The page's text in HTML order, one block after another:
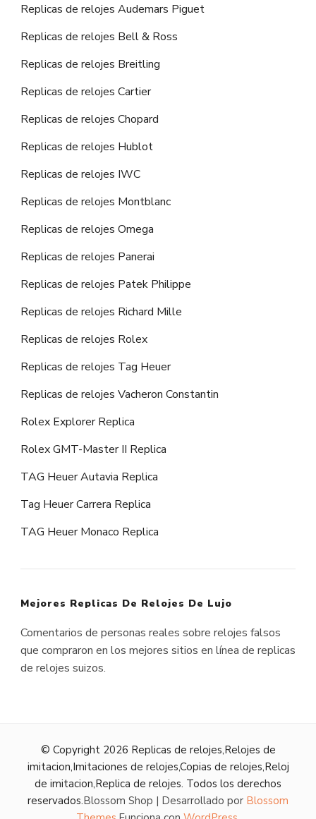
Replicas de relojes Audemars Piguet
Replicas de relojes Bell & Ross
Replicas de relojes Breitling
Replicas de relojes Cartier
Replicas de relojes Chopard
Replicas de relojes Hublot
Replicas de relojes IWC
Replicas de relojes Montblanc
Replicas de relojes Omega
Replicas de relojes Panerai
Replicas de relojes Patek Philippe
Replicas de relojes Richard Mille
Replicas de relojes Rolex
Replicas de relojes Tag Heuer
Replicas de relojes Vacheron Constantin
Rolex Explorer Replica
Rolex GMT-Master II Replica
TAG Heuer Autavia Replica
Tag Heuer Carrera Replica
TAG Heuer Monaco Replica
Mejores Replicas De Relojes De Lujo
Comentarios de personas reales sobre relojes falsos
que compraron en los mejores sitios en línea de replicas
de relojes suizos.
© Copyright 2026 Replicas de relojes,Relojes de
imitacion,Imitaciones de relojes,Copias de relojes,Reloj
de imitacion,Replica de relojes. Todos los derechos
reservados.Blossom Shop | Desarrollado por Blossom